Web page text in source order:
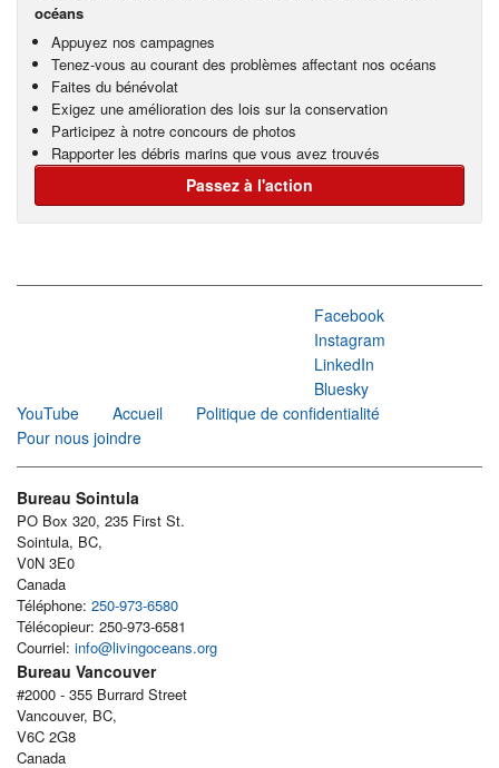
océans
Appuyez nos campagnes
Tenez-vous au courant des problèmes affectant nos océans
Faites du bénévolat
Exigez une amélioration des lois sur la conservation
Participez à notre concours de photos
Rapporter les débris marins que vous avez trouvés
Passez à l'action
Facebook
Instagram
LinkedIn
Bluesky
YouTube
Accueil
Politique de confidentialité
Pour nous joindre
Bureau Sointula
PO Box 320, 235 First St.
Sointula, BC,
V0N 3E0
Canada
Téléphone: 250-973-6580
Télécopieur: 250-973-6581
Courriel: info@livingoceans.org
Bureau Vancouver
#2000 - 355 Burrard Street
Vancouver, BC,
V6C 2G8
Canada